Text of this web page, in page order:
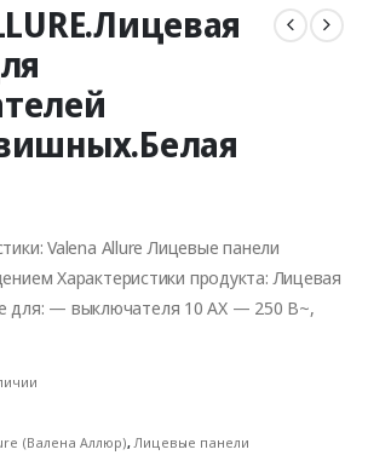
Valena Allure Лицевые панели
Характеристики продукта: Лицевая
для: — выключателя 10 AX — 250 В~,
(Валена Аллюр), Лицевые панели